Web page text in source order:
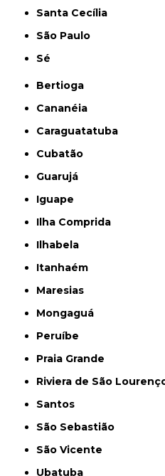
Santa Cecília
São Paulo
Sé
Bertioga
Cananéia
Caraguatatuba
Cubatão
Guarujá
Iguape
Ilha Comprida
Ilhabela
Itanhaém
Maresias
Mongaguá
Peruíbe
Praia Grande
Riviera de São
Santos
São Sebastião
São Vicente
Ubatuba